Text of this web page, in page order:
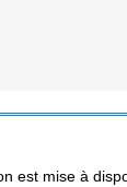
est mise à